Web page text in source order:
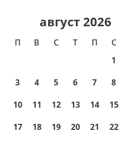
август 2026
П В С T П С
1
3
4 5 6 7 8
10
11 12 13 14 15
17
18 19 20 21 22